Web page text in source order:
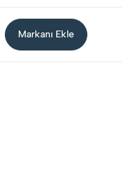
Markanı Ekle